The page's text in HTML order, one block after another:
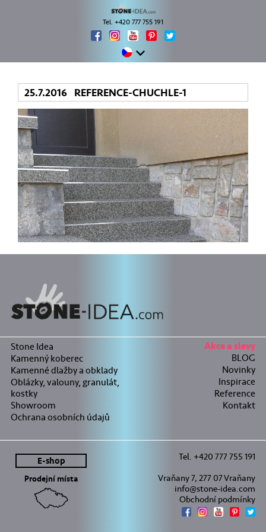
Tel. +420 777 755 191
25.7.2016 REFERENCE-CHUCHLE-1
Stone Idea
Kamenný koberec
Kamenné dlažby a obklady
Oblázky, valouny, granulát,
kostky
Showroom
Ochrana osobních údajů
Akce a slevy
BLOG
Novinky
Inspirace
Reference
Kontakt
E-shop
Prodejní místa
Tel. +420 777 755 191
Vraňany 7, 277 07 Vraňany
info@stone-idea.com
Obchodní podmínky